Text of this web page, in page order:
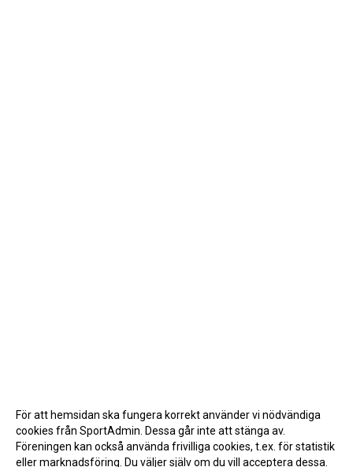
För att hemsidan ska fungera korrekt använder vi nödvändiga
cookies från SportAdmin. Dessa går inte att stänga av.
Föreningen kan också använda frivilliga cookies, t.ex. för statistik
eller marknadsföring. Du väljer själv om du vill acceptera dessa.